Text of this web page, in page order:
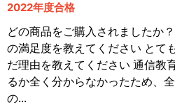
2022年度合格
どの商品をご購入されましたか
の満足度を教えてください とて
だ理由を教えてください 通信教
るか全く分からなかったため、
の